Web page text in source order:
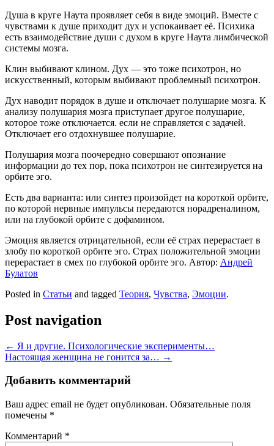
Душа в круге Наута проявляет себя в виде эмоций. Вместе с
чувствами к душе приходит дух и успокаивает её. Психика
есть взаимодействие души с духом в круге Наута лимбической
системы мозга.
Клин выбивают клином. Дух — это тоже психотрон, но
искусственный, которым выбивают проблемный психотрон.
Дух наводит порядок в душе и отключает полушарие мозга. К
анализу полушария мозга приступает другое полушарие,
которое тоже отключается. если не справляется с задачей.
Отключает его отдохнувшее полушарие.
Полушария мозга поочередно совершают опознание
информации до тех пор, пока психотрон не синтезируется на
орбите эго.
Есть два варианта: или синтез произойдет на короткой орбите,
по которой нервные импульсы передаются норадреналином,
или на глубокой орбите с дофамином.
Эмоция является отрицательной, если её страх перерастает в
злобу по короткой орбите эго. Страх положительной эмоции
перерастает в смех по глубокой орбите эго. Автор: Андрей
Булатов
Posted in Статьи and tagged Теория, Чувства, Эмоции.
Post navigation
← Я и другие. Психологические эксперименты…
Настоящая женщина не гонится за… →
Добавить комментарий
Ваш адрес email не будет опубликован. Обязательные поля
помечены *
Комментарий *